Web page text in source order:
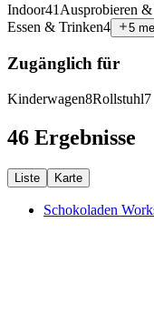
Indoor41 Ausprobieren
Essen & Trinken4 5
Zugänglich für
Kinderwagen8Rollstuhl7
46 Ergebnisse
Liste Karte
Schokoladen